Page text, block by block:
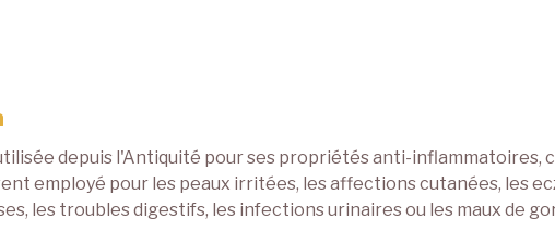
depuis l'Antiquité pour ses propriétés anti-inflammatoires,
employé pour les peaux irritées, les affections cutanées, les
les troubles digestifs, les infections urinaires ou les maux de